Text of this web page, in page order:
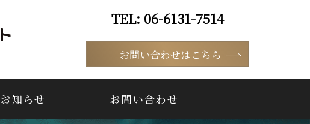
06-6131-7514
お問い合わせはこちら
お知らせ お問い合わせ